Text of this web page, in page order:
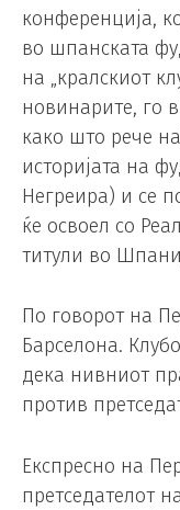
конференција,
во шпанската
на „кралскиот
новинарите, го
како што рече
историјата на
Негреира) и се
ќе освоел со
титули во
По говорот на
Барселона.
дека нивниот
против
Експресно на
претседателот